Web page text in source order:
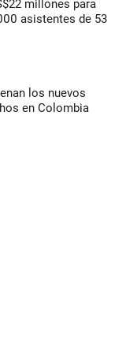
millones para
asistentes de 53
los nuevos
en Colombia